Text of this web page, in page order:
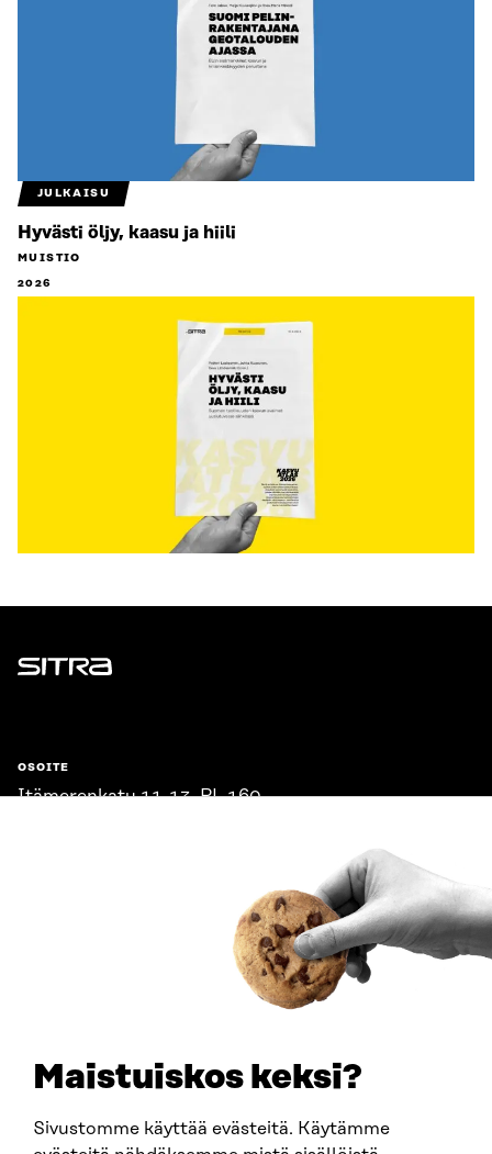
Maistuiskos keksi?
Sivustomme käyttää evästeitä. Käytämme
JULKAISU
Hyvästi öljy, kaasu ja hiili
MUISTIO
2026
Sitra
OSOITE
Itämerenkatu 11-13, PL 160,
SITRA SOSIAALISESSA MEDIASSA